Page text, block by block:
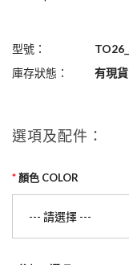
型號：
庫存狀態：
有現貨
選項及配件：
顏色 COLOR